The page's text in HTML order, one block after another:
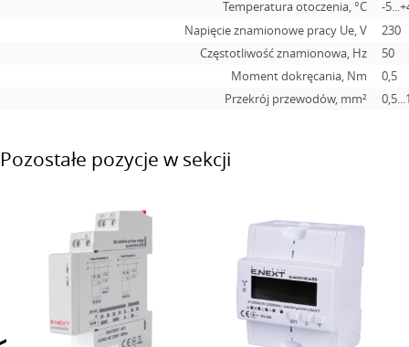
Temperatura otoczenia, °С
-
Napięcie znamionowe pracy Ue, V
230
Częstotliwość znamionowa, Hz
50
Moment dokręcania, Nm
0,5
Przekrój przewodów, mm²
Pozostałe pozycje w sekcji